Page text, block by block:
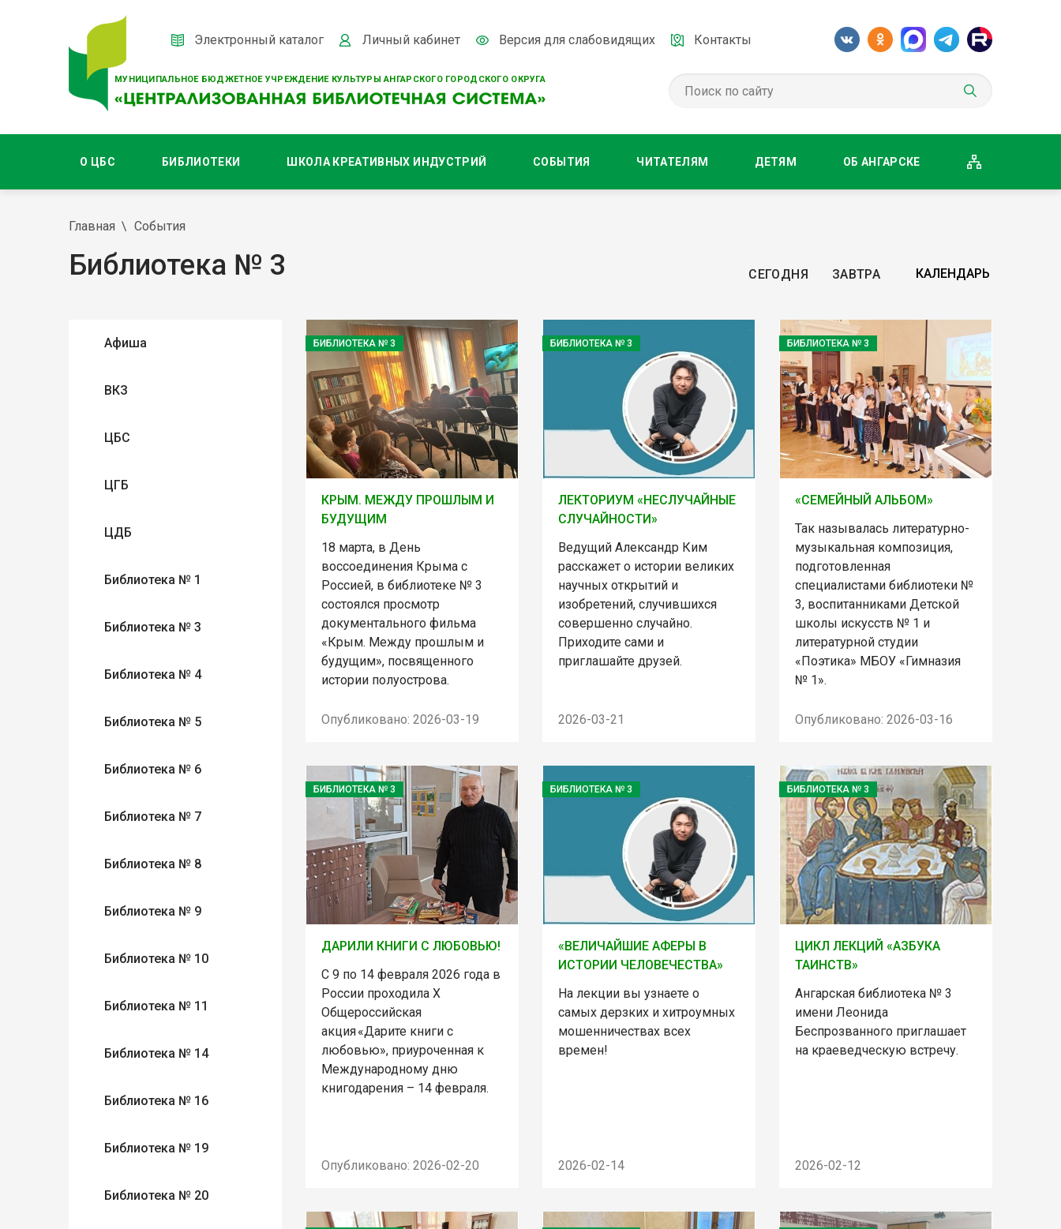
МУНИЦИПАЛЬНОЕ БЮДЖЕТНОЕ УЧРЕЖДЕНИЕ КУЛЬТУРЫ АНГАРСКОГО ГОРОДСКОГО ОКРУГА
Электронный каталог Личный кабинет Версия для слабовидящих Контакты
О ЦБС БИБЛИОТЕКИ ШКОЛА КРЕАТИВНЫХ ИНДУСТРИЙ СОБЫТИЯ ЧИТАТЕЛЯМ ДЕТЯМ ОБ АНГАРСКЕ
Главная События
Библиотека № 3 СЕГОДНЯ ЗАВТРА
Афиша
ВКЗ
ЦБС
ЦГБ
ЦДБ
Библиотека № 1
Библиотека № 3
Библиотека № 4
Библиотека № 5
Библиотека № 6
Библиотека № 7
Библиотека № 8
Библиотека № 9
Библиотека № 10
Библиотека № 11
Библиотека № 14
Библиотека № 16
Библиотека № 19
Библиотека № 20
БИБЛИОТЕКА № 3
КРЫМ. МЕЖДУ ПРОШЛЫМ И
БУДУЩИМ
18 марта, в День
воссоединения Крыма с
Россией, в библиотеке № 3
состоялся просмотр
документального фильма
«Крым. Между прошлым и
будущим», посвященного
истории полуострова.
Опубликовано: 2026-03-19
БИБЛИОТЕКА № 3
ЛЕКТОРИУМ «НЕСЛУЧАЙНЫЕ
СЛУЧАЙНОСТИ»
Ведущий Александр Ким
расскажет о истории великих
научных открытий и
изобретений, случившихся
совершенно случайно.
Приходите сами и
приглашайте друзей.
2026-03-21
БИБЛИОТЕКА № 3
«СЕМЕЙНЫЙ АЛЬБОМ»
Так называлась литературно-
музыкальная композиция,
подготовленная
специалистами библиотеки №
3, воспитанниками Детской
школы искусств № 1 и
литературной студии
«Поэтика» МБОУ «Гимназия
№ 1».
Опубликовано: 2026-03-16
БИБЛИОТЕКА № 3
ДАРИЛИ КНИГИ С ЛЮБОВЬЮ!
С 9 по 14 февраля 2026 года в
России проходила X
Общероссийская
акция «Дарите книги с
любовью», приуроченная к
Международному дню
книгодарения – 14 февраля.
Опубликовано: 2026-02-20
БИБЛИОТЕКА № 3
«ВЕЛИЧАЙШИЕ АФЕРЫ В
ИСТОРИИ ЧЕЛОВЕЧЕСТВА»
На лекции вы узнаете о
самых дерзких и хитроумных
мошенничествах всех
времен!
2026-02-14
БИБЛИОТЕКА № 3
ЦИКЛ ЛЕКЦИЙ «АЗБУКА
ТАИНСТВ»
Ангарская библиотека № 3
имени Леонида
Беспрозванного приглашает
на краеведческую встречу.
2026-02-12